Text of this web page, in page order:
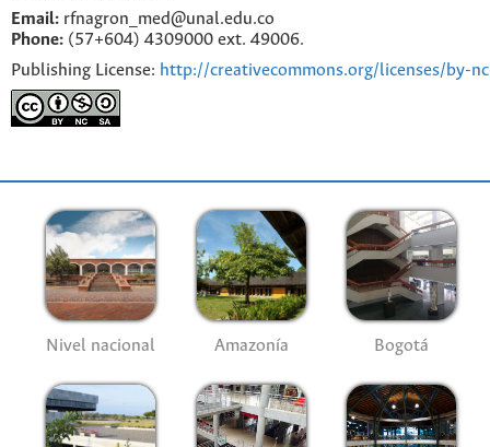
Email: rfnagron_med@unal.edu.co
Phone: (57+604) 4309000 ext. 49006.
Publishing License: http://creativecommons.org/licenses/by-
Nivel nacional Amazonía Bogotá